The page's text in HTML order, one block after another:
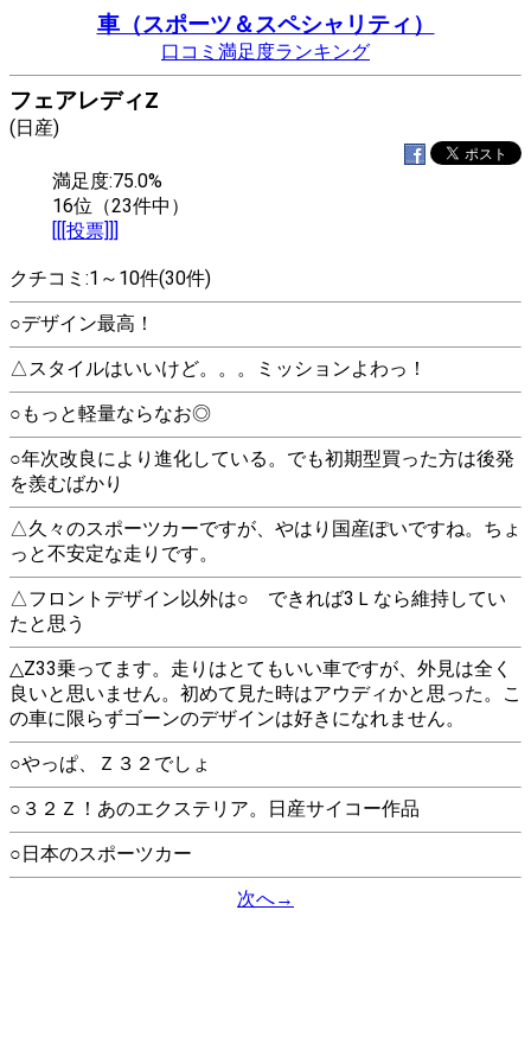
車（スポーツ＆スペシャリティ）
口コミ満足度ランキング
フェアレディZ
(日産)
満足度:75.0%
16位（23件中）
[[[投票]]]
クチコミ:1～10件(30件)
○デザイン最高！
△スタイルはいいけど。。。ミッションよわっ！
○もっと軽量ならなお◎
○年次改良により進化している。でも初期型買った方は後発
を羨むばかり
△久々のスポーツカーですが、やはり国産ぽいですね。ちょ
っと不安定な走りです。
△フロントデザイン以外は○ できれば3Ｌなら維持してい
たと思う
△Z33乗ってます。走りはとてもいい車ですが、外見は全く
良いと思いません。初めて見た時はアウディかと思った。こ
の車に限らずゴーンのデザインは好きになれません。
○やっぱ、Ｚ３２でしょ
○３２Ｚ！あのエクステリア。日産サイコー作品
○日本のスポーツカー
次へ→